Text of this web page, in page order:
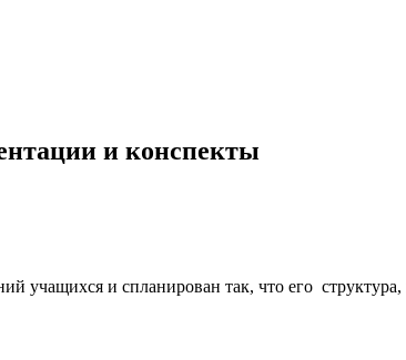
и конспекты
и спланирован так, что его структура,